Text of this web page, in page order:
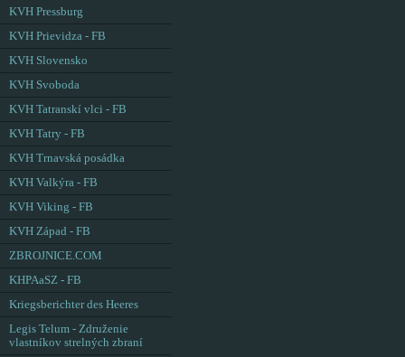
KVH Pressburg
KVH Prievidza - FB
KVH Slovensko
KVH Svoboda
KVH Tatranskí vlci - FB
KVH Tatry - FB
KVH Trnavská posádka
KVH Valkýra - FB
KVH Viking - FB
KVH Západ - FB
ZBROJNICE.COM
KHPAaSZ - FB
Kriegsberichter des Heeres
Legis Telum - Združenie
vlastníkov strelných zbraní